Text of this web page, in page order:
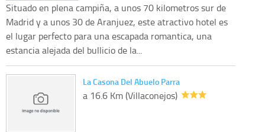
Situado en plena campiña, a unos 70 kilometros sur de
Madrid y a unos 30 de Aranjuez, este atractivo hotel es
el lugar perfecto para una escapada romantica, una
estancia alejada del bullicio de la...
La Casona Del Abuelo Parra
a 16.6 Km (Villaconejos)